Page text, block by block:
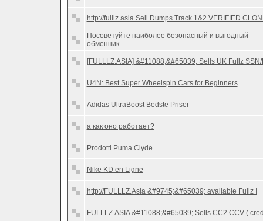
http://fulllz.asia Sell Dumps Track 1&2 VERIFIED
Посоветуйте наиболее безопасный и выгодный
обменник.
[FULLLZ.ASIA] &#11088;&#65039; Sells UK Fullz SSN/
U4N: Best Super Wheelspin Cars for Beginners
Adidas UltraBoost Bedste Priser
а как оно работает?
Prodotti Puma Clyde
Nike KD en Ligne
http://FULLLZ.Asia &#9745;&#65039; available Fullz I
FULLLZ.ASIA &#11088;&#65039; Sells CC2 CCV (